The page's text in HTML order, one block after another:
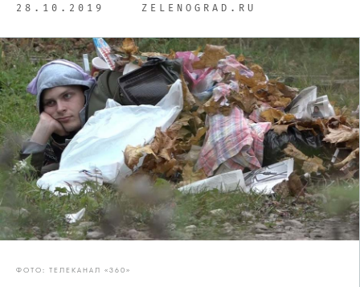
28.10.2019 ZELENOGRAD.RU
ФОТО: ТЕЛЕКАНАЛ «360»